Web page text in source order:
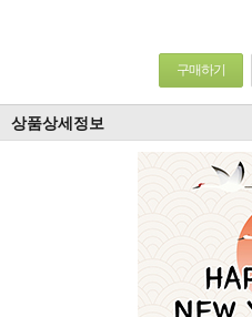
구매하기
상품상세정보